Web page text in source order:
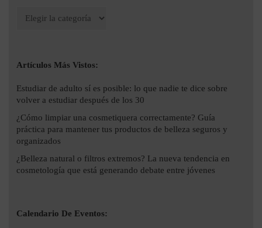
Artículos Más Vistos:
Estudiar de adulto sí es posible: lo que nadie te dice sobre
volver a estudiar después de los 30
¿Cómo limpiar una cosmetiquera correctamente? Guía
práctica para mantener tus productos de belleza seguros y
organizados
¿Belleza natural o filtros extremos? La nueva tendencia en
cosmetología que está generando debate entre jóvenes
Calendario De Eventos: